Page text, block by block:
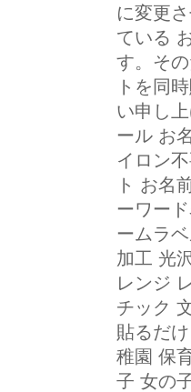
に変更
ている
す。そ
トを同
い申し
ール お
イロン
ト お名
ーワー
ームラ
加工 光
レンジ
チック
貼るだ
稚園 保
子 女の